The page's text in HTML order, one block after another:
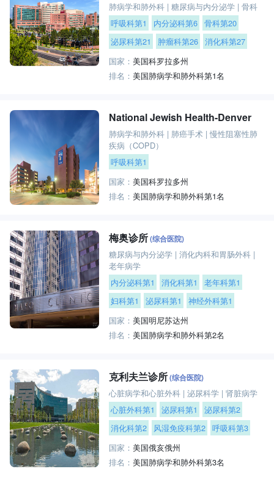
肺病学和肺外科 |糖尿病与内分泌学 |骨科
呼吸科第1
内分泌科第6 骨科第20
泌尿科第21
肿瘤科第26 消化科第27
国家：美国科罗拉多州
排名：美国肺病学和肺外科第1名
National Jewish Health-Denver
肺病学和肺外科 | 肺癌手术 |慢性阻塞性肺
疾病（COPD）
呼吸科第1
国家：美国科罗拉多州
排名：美国肺病学和肺外科第1名
梅奥诊所(综合医院)
糖尿病与内分泌学 |消化内科和胃肠外科 |
老年病学
内分泌科第1
消化科第1
老年科第1
妇科第1
泌尿科第1
神经外科第1
国家：美国明尼苏达州
排名：美国肺病学和肺外科第2名
克利夫兰诊所(综合医院)
心脏病学和心脏外科 |泌尿科学 |肾脏病学
心脏外科第1
泌尿科第1
泌尿科第2
消化科第2
风湿免疫科第2 呼吸科第3
国家：美国俄亥俄州
排名：美国肺病学和肺外科第3名